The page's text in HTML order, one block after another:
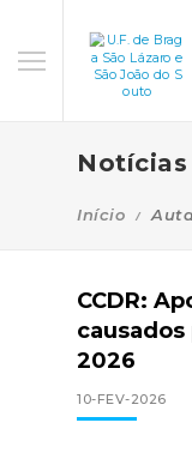
Notícias
Início
CCDR:
2026
10-FEV-2026